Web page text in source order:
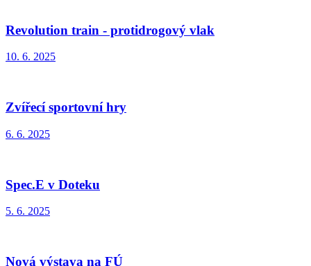
Revolution train - protidrogový vlak
10. 6. 2025
Zvířecí sportovní hry
6. 6. 2025
Spec.E v Doteku
5. 6. 2025
Nová výstava na FÚ